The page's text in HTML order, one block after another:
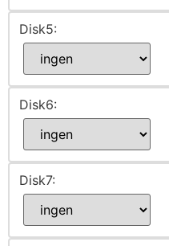
Disk5:
Disk6:
Disk7: